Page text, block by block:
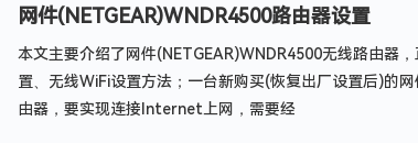
网件网件(NETGEAR)WNDR4500路由器设置
本文主要介绍了网件(NETGEAR)WNDR4500无线路由器
置、无线WiFi设置方法；一台新购买(恢复出厂设置后)的
由器，要实现连接Internet上网，需要经